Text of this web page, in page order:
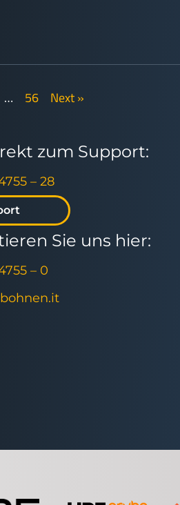
… 56 Next »
zum Support:
– 28
Sie uns hier:
– 0